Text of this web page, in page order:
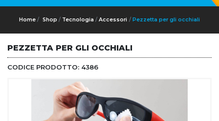
Home Shop Tecnologia Accessori Pezzetta per gli occhiali
PEZZETTA PER GLI OCCHIALI
CODICE PRODOTTO: 4386